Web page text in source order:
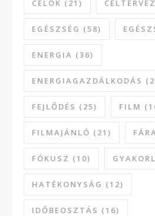
CÉLOK (21)
EGÉSZSÉG (58)
ENERGIA (36)
ENERGIAGAZDÁLKODÁS
FEJLŐDÉS (25) FILM
FILMAJÁNLÓ (21)
FÓKUSZ (10)
HATÉKONYSÁG (12)
IDŐBEOSZTÁS (16)